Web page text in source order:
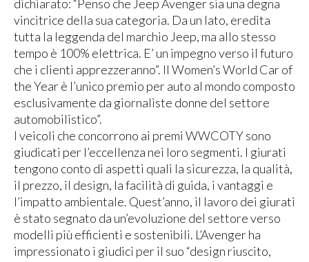
dichiarato: “Penso che Jeep Avenger sia una degna
vincitrice della sua categoria. Da un lato, eredita
tutta la leggenda del marchio Jeep, ma allo stesso
tempo è 100% elettrica. E’ un impegno verso il futuro
che i clienti apprezzeranno”. Il Women’s World Car of
the Year è l’unico premio per auto al mondo composto
esclusivamente da giornaliste donne del settore
automobilistico”.
I veicoli che concorrono ai premi WWCOTY sono
giudicati per l’eccellenza nei loro segmenti. I giurati
tengono conto di aspetti quali la sicurezza, la qualità,
il prezzo, il design, la facilità di guida, i vantaggi e
l’impatto ambientale. Quest’anno, il lavoro dei giurati
è stato segnato da un’evoluzione del settore verso
modelli più efficienti e sostenibili. L’Avenger ha
impressionato i giudici per il suo “design riuscito,